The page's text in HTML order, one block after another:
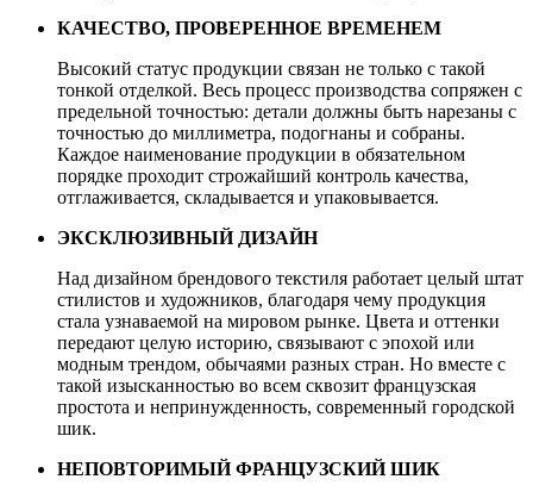
КАЧЕСТВО, ПРОВЕРЕННОЕ ВРЕМЕНЕМ
Высокий статус продукции связан не только с такой
тонкой отделкой. Весь процесс производства сопряжен с
предельной точностью: детали должны быть нарезаны с
точностью до миллиметра, подогнаны и собраны.
Каждое наименование продукции в обязательном
порядке проходит строжайший контроль качества,
отглаживается, складывается и упаковывается.
ЭКСКЛЮЗИВНЫЙ ДИЗАЙН
Над дизайном брендового текстиля работает целый штат
стилистов и художников, благодаря чему продукция
стала узнаваемой на мировом рынке. Цвета и оттенки
передают целую историю, связывают с эпохой или
модным трендом, обычаями разных стран. Но вместе с
такой изысканностью во всем сквозит французская
простота и непринужденность, современный городской
шик.
НЕПОВТОРИМЫЙ ФРАНЦУЗСКИЙ ШИК